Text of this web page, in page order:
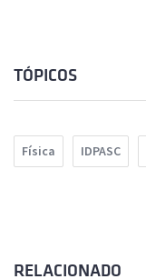
TÓPICOS
Física IDPASC
RELACIONADO